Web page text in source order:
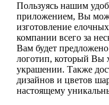
Пользуясь нашим
приложением, Вы
изготовление
компании всего за
Вам будет
логотип, который Вы
украшении. Также
дизайнов и цветов
настоящему